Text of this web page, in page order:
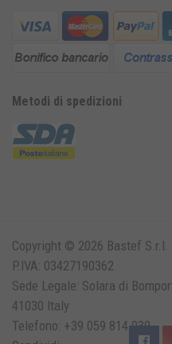
Metodi di spedizioni
Copyright © 2026 Bastef S.r.l.
P.IVA: 03427190362
Sede Legale: Solara di
41030 Italy
Telefono: +39 059 814 039